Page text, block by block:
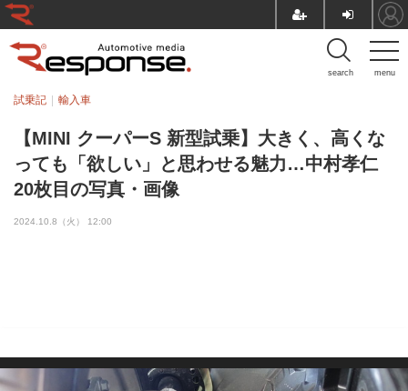
menu
search
【MINI クーパーS 新型試乗】大きく、高くな
っても「欲しい」と思わせる魅力…中村孝仁
20枚目の写真・画像
試乗記 輸入車
2024.10.8（火） 12:00